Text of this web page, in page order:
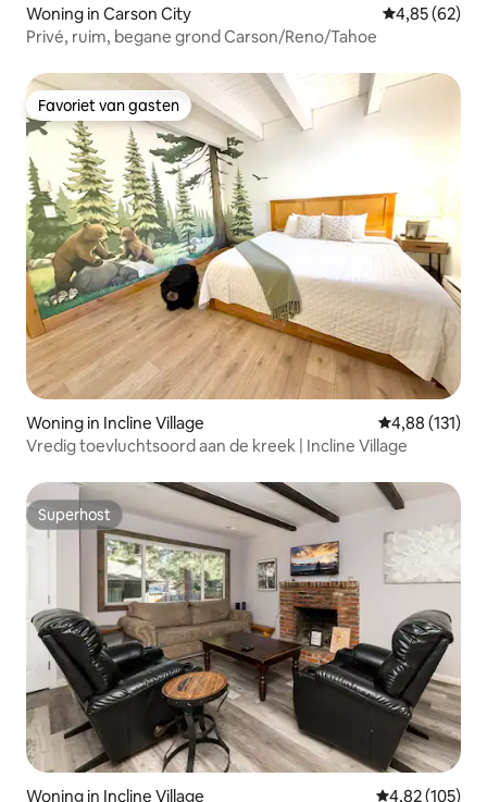
Woning in Carson City Gemiddelde
4,85 (62)
Privé, ruim, begane grond Carson/Reno/Tahoe
Favoriet van gasten
Favoriet van gasten
Woning in Incline Village Gemiddelde
4,88 (131)
Vredig toevluchtsoord aan de kreek | Incline Village
Superhost
Superhost
Woning in Incline Village Gemiddelde
4,82 (105)